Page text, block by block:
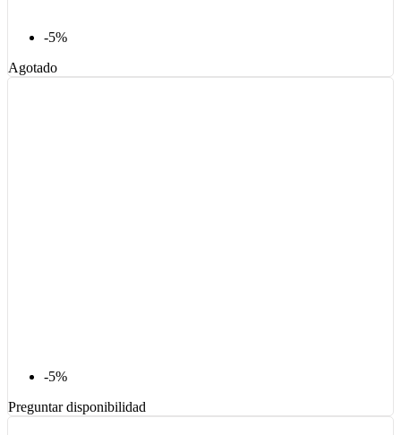
-5%
Agotado
-5%
Preguntar disponibilidad